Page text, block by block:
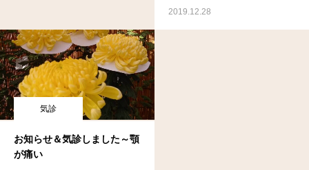
2019.12.28
気診
お知らせ＆気診しました～顎
が痛い